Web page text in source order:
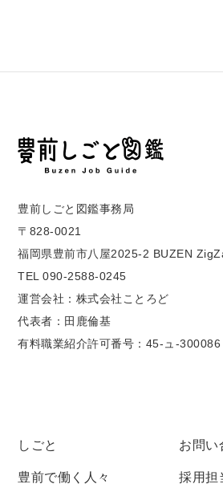
豊前しごと図鑑事務局
〒828-0021
福岡県豊前市八屋2025-2 BUZEN
TEL 090-2588-0245
運営会社：株式会社ことろど
代表者：田鹿倫基
有料職業紹介許可番号：45-ュ-300086
しごと
豊前で働く人々
お問い
採用担